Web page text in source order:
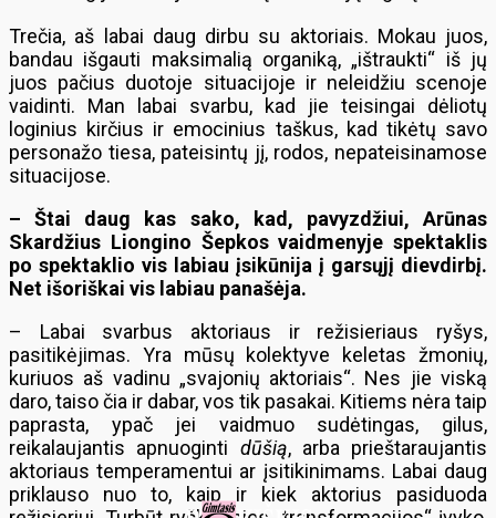
Trečia, aš labai daug dirbu su aktoriais. Mokau juos,
bandau išgauti maksimalią organiką, „ištraukti“ iš jų
juos pačius duotoje situacijoje ir neleidžiu scenoje
vaidinti. Man labai svarbu, kad jie teisingai dėliotų
loginius kirčius ir emocinius taškus, kad tikėtų savo
personažo tiesa, pateisintų jį, rodos, nepateisinamose
situacijose.
– Štai daug kas sako, kad, pavyzdžiui, Arūnas
Skardžius Liongino Šepkos vaidmenyje spektaklis
po spektaklio vis labiau įsikūnija į garsųjį dievdirbį.
Net išoriškai vis labiau panašėja.
– Labai svarbus aktoriaus ir režisieriaus ryšys,
pasitikėjimas. Yra mūsų kolektyve keletas žmonių,
kuriuos aš vadinu „svajonių aktoriais“. Nes jie viską
daro, taiso čia ir dabar, vos tik pasakai. Kitiems nėra taip
paprasta, ypač jei vaidmuo sudėtingas, gilus,
reikalaujantis apnuoginti dūšią, arba prieštaraujantis
aktoriaus temperamentui ar įsitikinimams. Labai daug
priklauso nuo to, kaip ir kiek aktorius pasiduoda